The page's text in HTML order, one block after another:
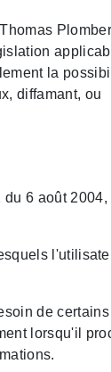
la
diffamant, ou
6 août
de
lorsqu'il